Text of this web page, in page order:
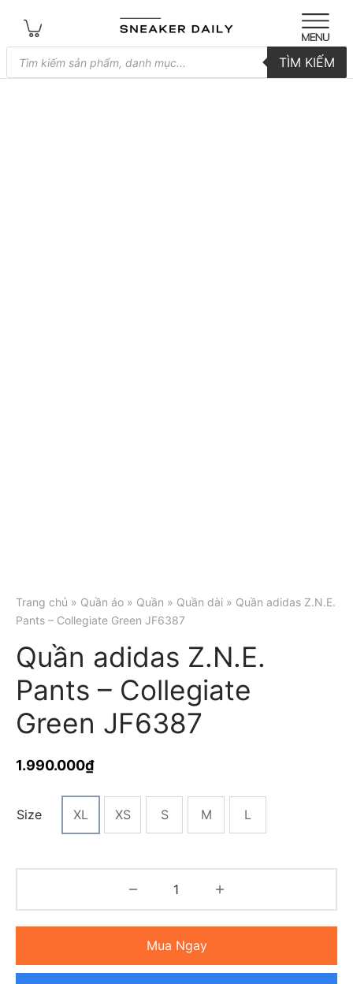
Tìm
kiếm
sản
TÌM KIẾM
Trang chủ » Quần áo » Quần » Quần dài » Quần adidas Z.N.E.
Pants – Collegiate Green JF6387
Quần adidas Z.N.E.
Pants – Collegiate
Green JF6387
1.990.000₫
Size XL XS S M L
Mua Ngay